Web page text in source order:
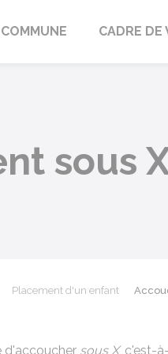
Forbach CADRE DE
sous
Placement d'un enfant
d'accoucher sous X, c'est-